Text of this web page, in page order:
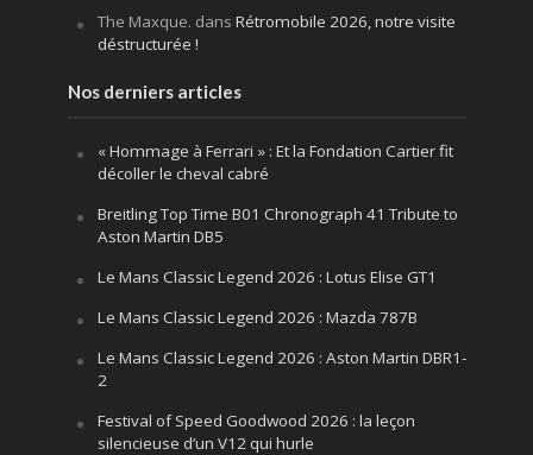
The Maxque. dans Rétromobile 2026, notre visite
déstructurée !
Nos derniers articles
« Hommage à Ferrari » : Et la Fondation Cartier fit
décoller le cheval cabré
Breitling Top Time B01 Chronograph 41 Tribute to
Aston Martin DB5
Le Mans Classic Legend 2026 : Lotus Elise GT1
Le Mans Classic Legend 2026 : Mazda 787B
Le Mans Classic Legend 2026 : Aston Martin DBR1-
2
Festival of Speed Goodwood 2026 : la leçon
silencieuse d’un V12 qui hurle